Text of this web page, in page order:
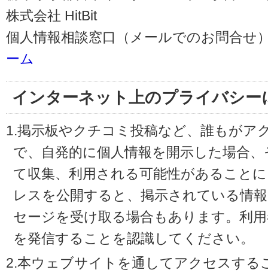
株式会社 HitBit
個人情報相談窓口（メールでのお問合せ
ーム
インターネット上のプライバシー
1.掲示板やクチコミ投稿など、誰もがア
で、自発的に個人情報を開示した場合
て収集、利用される可能性があること
レスを公開すると、掲示されている情
セージを受け取る場合もあります。利
を発信することを認識してください。
2.本ウェブサイトを通してアクセスする